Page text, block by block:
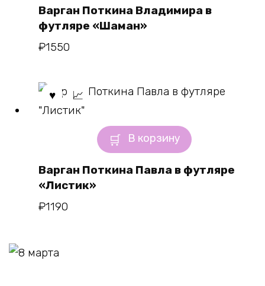
Варган Поткина Владимира в
футляре «Шаман»
₽1550
В корзину
Варган Поткина Павла в футляре
«Листик»
₽1190